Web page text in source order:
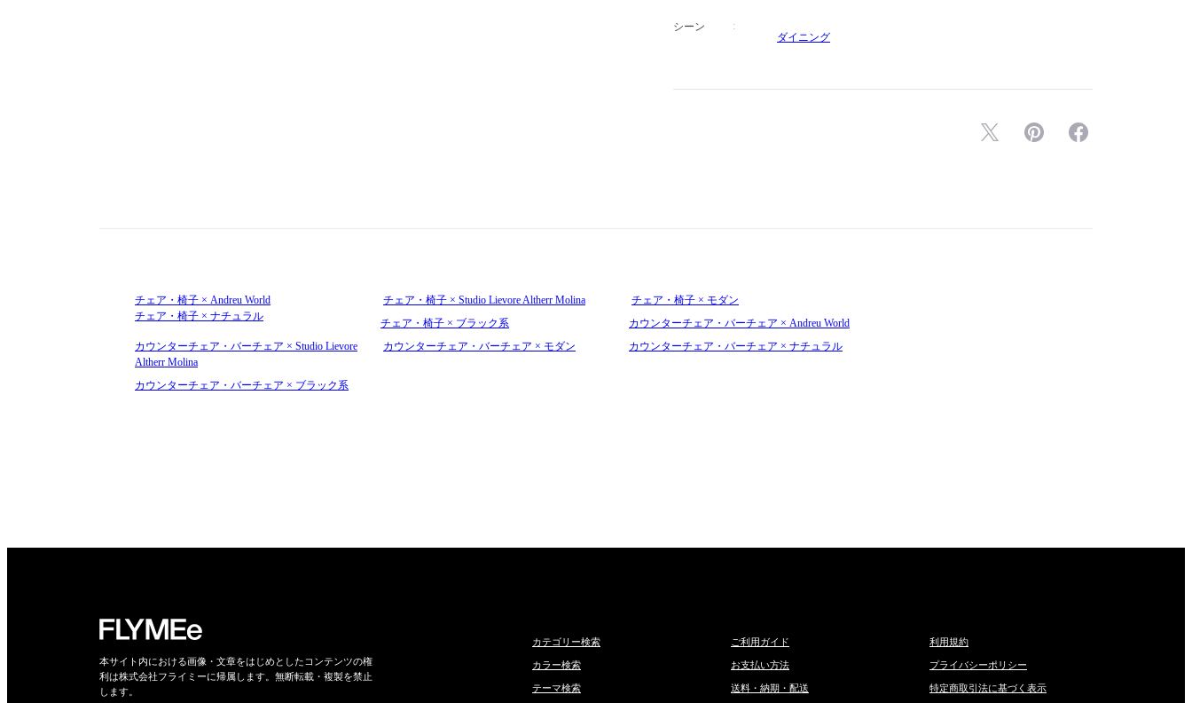
シーン
ダイニング
チェア・椅子 × Andreu World チェア・椅子 × Studio Lievore Altherr Molina
チェア・椅子 × モダン
チェア・椅子 × ナチュラル
チェア・椅子 × ブラック系
カウンターチェア・バーチェア × Andreu World
カウンターチェア・バーチェア × Studio Lievore
Altherr Molina
カウンターチェア・バーチェア × モダン カウンターチェア・バーチェア × ナチュラル
カウンターチェア・バーチェア × ブラック系
本サイト内における画像・文章をはじめとしたコンテンツの権
利は株式会社フライミーに帰属します。無断転載・複製を禁止
します。
カテゴリー検索
カラー検索
テーマ検索
ご利用ガイド
お支払い方法
送料・納期・配送
利用規約
プライバシーポリシー
特定商取引法に基づく表示